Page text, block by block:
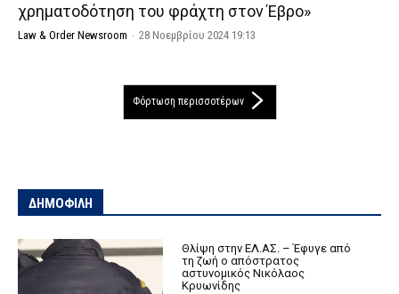
χρηματοδότηση του φράχτη στον Έβρο»
Law & Order Newsroom - 28 Νοεμβρίου 2024 19:13
Φόρτωση περισσοτέρων
ΔΗΜΟΦΙΛΗ
Θλίψη στην ΕΛ.ΑΣ. – Έφυγε από
τη ζωή ο απόστρατος
αστυνομικός Νικόλαος
Κρυωνίδης